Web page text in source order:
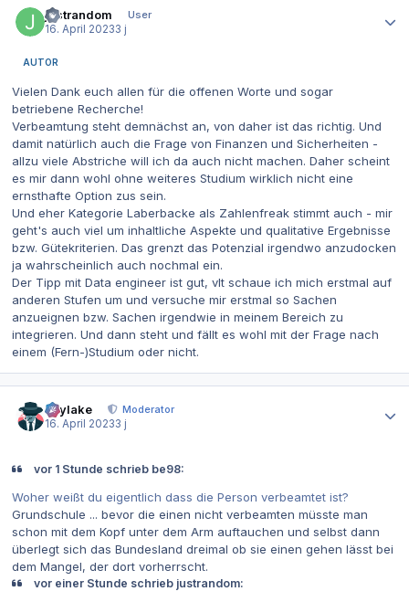
justrandom
User
16. April 20233 j
AUTOR
Vielen Dank euch allen für die offenen Worte und sogar
betriebene Recherche!
Verbeamtung steht demnächst an, von daher ist das richtig. Und
damit natürlich auch die Frage von Finanzen und Sicherheiten -
allzu viele Abstriche will ich da auch nicht machen. Daher scheint
es mir dann wohl ohne weiteres Studium wirklich nicht eine
ernsthafte Option zus sein.
Und eher Kategorie Laberbacke als Zahlenfreak stimmt auch - mir
geht's auch viel um inhaltliche Aspekte und qualitative Ergebnisse
bzw. Gütekriterien. Das grenzt das Potenzial irgendwo anzudocken
ja wahrscheinlich auch nochmal ein.
Der Tipp mit Data engineer ist gut, vlt schaue ich mich erstmal auf
anderen Stufen um und versuche mir erstmal so Sachen
anzueignen bzw. Sachen irgendwie in meinem Bereich zu
integrieren. Und dann steht und fällt es wohl mit der Frage nach
einem (Fern-)Studium oder nicht.
skylake
Moderator
16. April 20233 j
vor 1 Stunde schrieb be98:
Woher weißt du eigentlich dass die Person verbeamtet ist?
Grundschule ... bevor die einen nicht verbeamten müsste man
schon mit dem Kopf unter dem Arm auftauchen und selbst dann
überlegt sich das Bundesland dreimal ob sie einen gehen lässt bei
dem Mangel, der dort vorherrscht.
vor einer Stunde schrieb justrandom: